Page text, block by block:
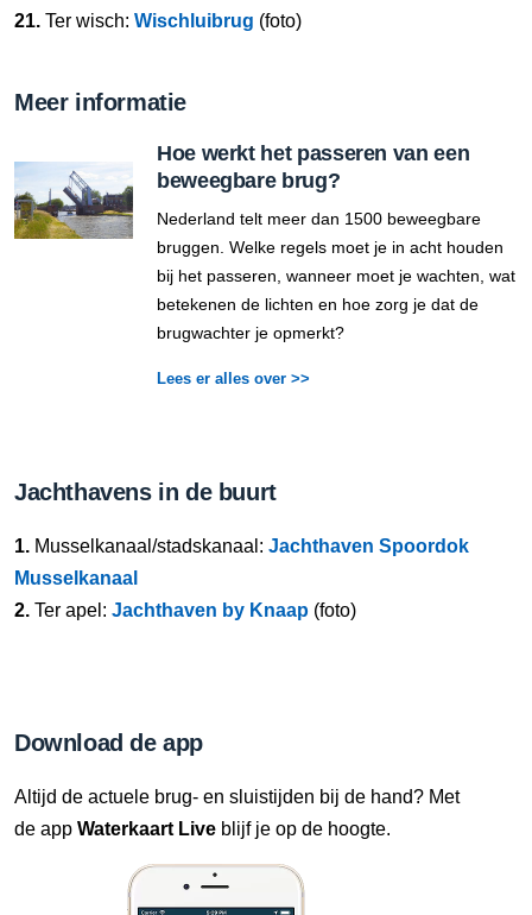
21. Ter wisch: Wischluibrug (foto)
Meer informatie
Hoe werkt het passeren van een
beweegbare brug?
Nederland telt meer dan 1500 beweegbare
bruggen. Welke regels moet je in acht houden
bij het passeren, wanneer moet je wachten, wat
betekenen de lichten en hoe zorg je dat de
brugwachter je opmerkt?
Lees er alles over >>
Jachthavens in de buurt
1. Musselkanaal/stadskanaal: Jachthaven Spoordok
Musselkanaal
2. Ter apel: Jachthaven by Knaap (foto)
Download de app
Altijd de actuele brug- en sluistijden bij de hand? Met
de app Waterkaart Live blijf je op de hoogte.